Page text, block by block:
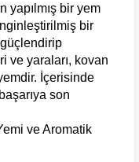
yapılmış bir yem
bir
güçlendirip
ve yaraları, kovan
İçerisinde
son
ve Aromatik